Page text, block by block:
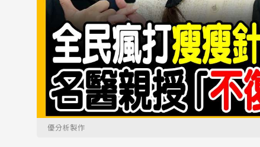
優分析製作